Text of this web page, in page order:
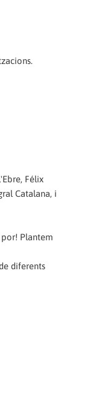
Félix
Catalana, i
Plantem
diferents